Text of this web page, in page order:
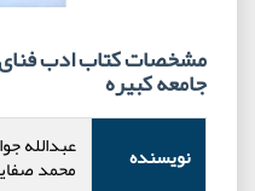
جامعه کبیره
نویسنده عبدالله
محمد